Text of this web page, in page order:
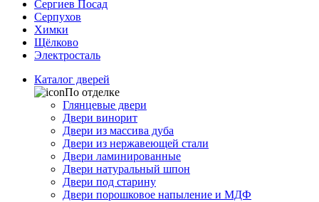
Сергиев Посад
Серпухов
Химки
Щёлково
Электросталь
Каталог дверей
По отделке
Глянцевые двери
Двери винорит
Двери из массива дуба
Двери из нержавеющей стали
Двери ламинированные
Двери натуральный шпон
Двери под старину
Двери порошковое напыление и МДФ